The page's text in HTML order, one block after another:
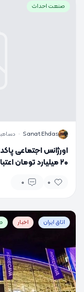
صنعت احداث
S
Sanat Ehdas
· دسامبر 7,
اورژانس اجتماعی
۲۰ میلیارد تومان اعتبار
0
0
اتاق ایران اخبار